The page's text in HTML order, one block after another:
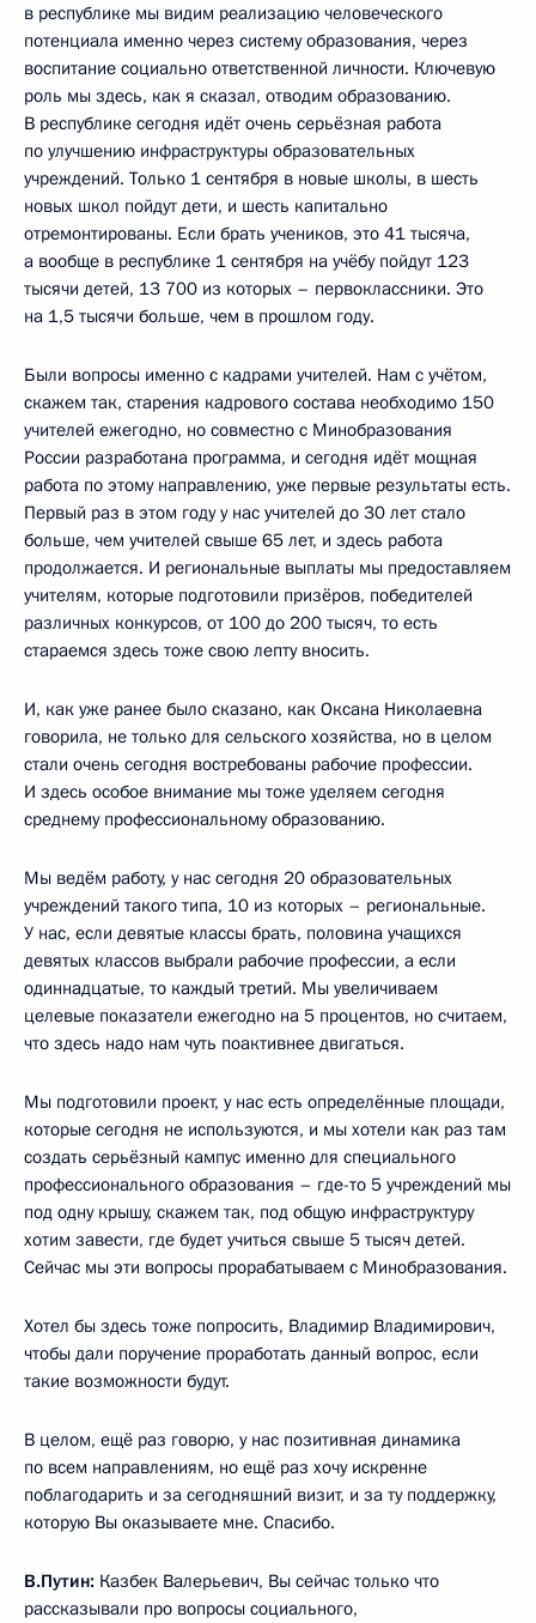
в республике мы видим реализацию человеческого
потенциала именно через систему образования, через
воспитание социально ответственной личности. Ключевую
роль мы здесь, как я сказал, отводим образованию.
В республике сегодня идёт очень серьёзная работа
по улучшению инфраструктуры образовательных
учреждений. Только 1 сентября в новые школы, в шесть
новых школ пойдут дети, и шесть капитально
отремонтированы. Если брать учеников, это 41 тысяча,
а вообще в республике 1 сентября на учёбу пойдут 123
тысячи детей, 13 700 из которых – первоклассники. Это
на 1,5 тысячи больше, чем в прошлом году.
Были вопросы именно с кадрами учителей. Нам с учётом,
скажем так, старения кадрового состава необходимо 150
учителей ежегодно, но совместно с Минобразования
России разработана программа, и сегодня идёт мощная
работа по этому направлению, уже первые результаты есть.
Первый раз в этом году у нас учителей до 30 лет стало
больше, чем учителей свыше 65 лет, и здесь работа
продолжается. И региональные выплаты мы предоставляем
учителям, которые подготовили призёров, победителей
различных конкурсов, от 100 до 200 тысяч, то есть
стараемся здесь тоже свою лепту вносить.
И, как уже ранее было сказано, как Оксана Николаевна
говорила, не только для сельского хозяйства, но в целом
стали очень сегодня востребованы рабочие профессии.
И здесь особое внимание мы тоже уделяем сегодня
среднему профессиональному образованию.
Мы ведём работу, у нас сегодня 20 образовательных
учреждений такого типа, 10 из которых – региональные.
У нас, если девятые классы брать, половина учащихся
девятых классов выбрали рабочие профессии, а если
одиннадцатые, то каждый третий. Мы увеличиваем
целевые показатели ежегодно на 5 процентов, но считаем,
что здесь надо нам чуть поактивнее двигаться.
Мы подготовили проект, у нас есть определённые площади,
которые сегодня не используются, и мы хотели как раз там
создать серьёзный кампус именно для специального
профессионального образования – где-то 5 учреждений мы
под одну крышу, скажем так, под общую инфраструктуру
хотим завести, где будет учиться свыше 5 тысяч детей.
Сейчас мы эти вопросы прорабатываем с Минобразования.
Хотел бы здесь тоже попросить, Владимир Владимирович,
чтобы дали поручение проработать данный вопрос, если
такие возможности будут.
В целом, ещё раз говорю, у нас позитивная динамика
по всем направлениям, но ещё раз хочу искренне
поблагодарить и за сегодняшний визит, и за ту поддержку,
которую Вы оказываете мне. Спасибо.
В.Путин: Казбек Валерьевич, Вы сейчас только что
рассказывали про вопросы социального,